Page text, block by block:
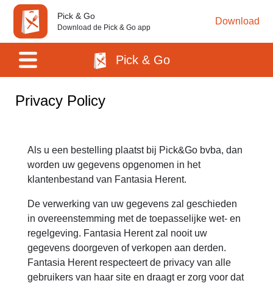
Pick & Go
Download de Pick & Go app
Download
Pick & Go
Privacy Policy
Als u een bestelling plaatst bij Pick&Go bvba, dan
worden uw gegevens opgenomen in het
klantenbestand van Fantasia Herent.
De verwerking van uw gegevens zal geschieden
in overeenstemming met de toepasselijke wet- en
regelgeving. Fantasia Herent zal nooit uw
gegevens doorgeven of verkopen aan derden.
Fantasia Herent respecteert de privacy van alle
gebruikers van haar site en draagt er zorg voor dat